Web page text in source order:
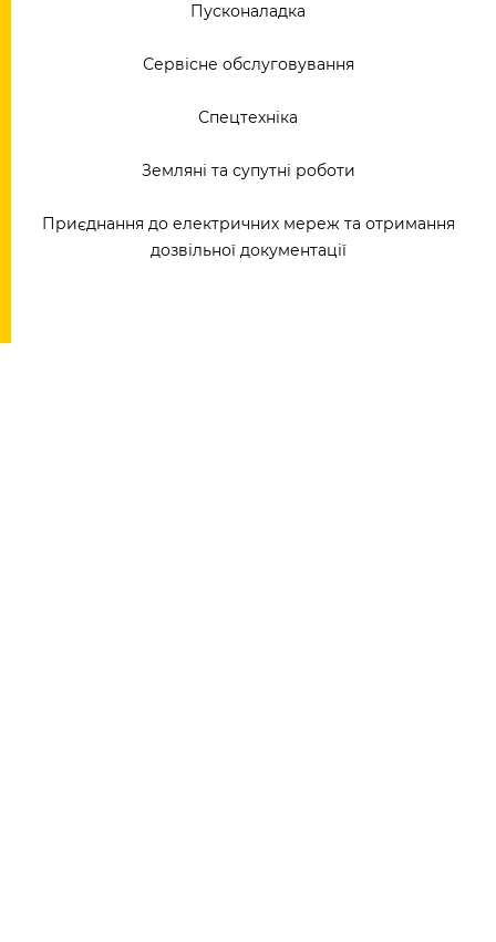
Пусконаладка
Сервісне обслуговування
Спецтехніка
Земляні та супутні роботи
Приєднання до електричних мереж та отримання
дозвільної документації